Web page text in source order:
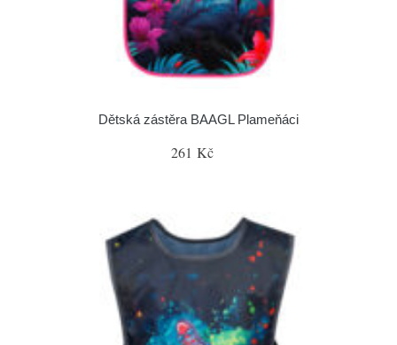
Dětská zástěra BAAGL Plameňáci
261 Kč